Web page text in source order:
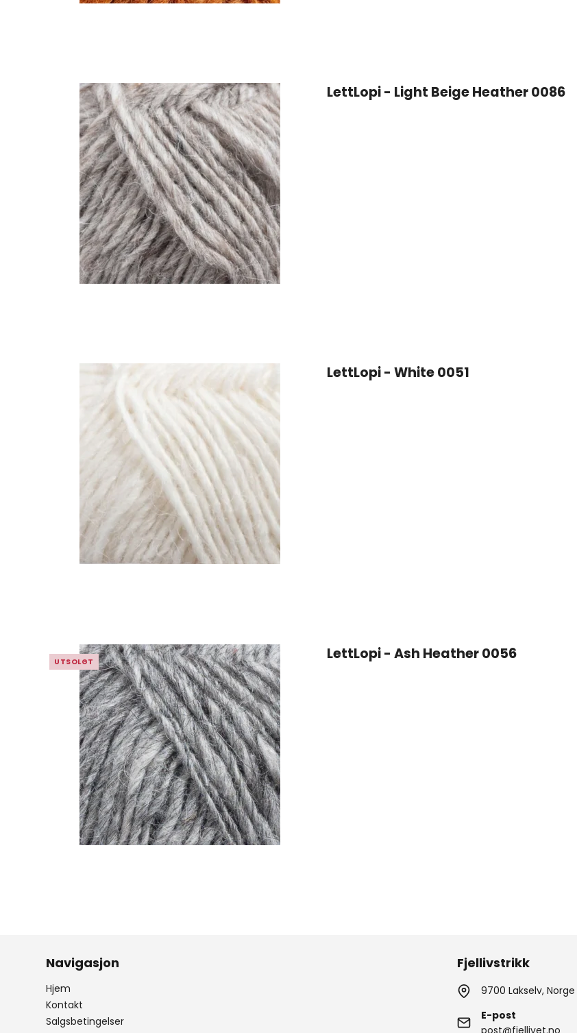
LettLopi - Light Beige Heather 0086
LettLopi - White 0051
UTSOLGT LettLopi - Ash Heather 0056
Navigasjon
Hjem
Kontakt
Salgsbetingelser
Fjellivstrikk
9700 Lakselv, Norge
E-post
post@fjellivet.no